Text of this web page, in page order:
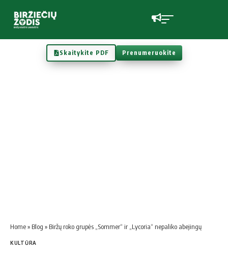
Skaitykite PDF Prenumeruokite
Home» Blog » Biržų roko grupės „Sommer“ ir „Lycoria“ nepaliko abejingų
KULTŪRA